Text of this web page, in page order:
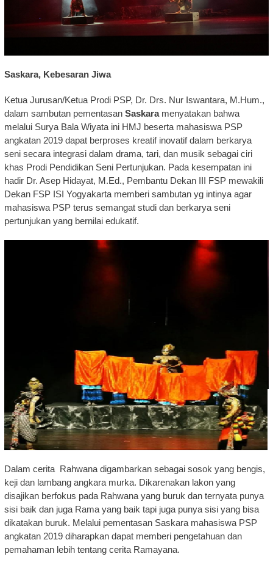
Saskara, Kebesaran Jiwa
Ketua Jurusan/Ketua Prodi PSP, Dr. Drs. Nur Iswantara, M.Hum.,
dalam sambutan pementasan Saskara menyatakan bahwa
melalui Surya Bala Wiyata ini HMJ beserta mahasiswa PSP
angkatan 2019 dapat berproses kreatif inovatif dalam berkarya
seni secara integrasi dalam drama, tari, dan musik sebagai ciri
khas Prodi Pendidikan Seni Pertunjukan. Pada kesempatan ini
hadir Dr. Asep Hidayat, M.Ed., Pembantu Dekan III FSP mewakili
Dekan FSP ISI Yogyakarta memberi sambutan yg intinya agar
mahasiswa PSP terus semangat studi dan berkarya seni
pertunjukan yang bernilai edukatif.
Dalam cerita Rahwana digambarkan sebagai sosok yang bengis,
keji dan lambang angkara murka. Dikarenakan lakon yang
disajikan berfokus pada Rahwana yang buruk dan ternyata punya
sisi baik dan juga Rama yang baik tapi juga punya sisi yang bisa
dikatakan buruk. Melalui pementasan Saskara mahasiswa PSP
angkatan 2019 diharapkan dapat memberi pengetahuan dan
pemahaman lebih tentang cerita Ramayana.